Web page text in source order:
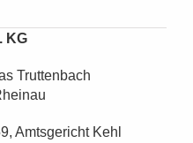
KG
Truttenbach
Amtsgericht Kehl